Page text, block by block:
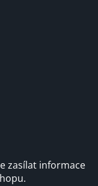
zasílat informace